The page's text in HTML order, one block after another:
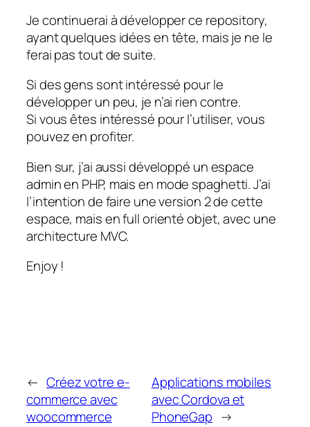
Je continuerai à développer ce repository,
ayant quelques idées en tête, mais je ne le
ferai pas tout de suite.
Si des gens sont intéressé pour le
développer un peu, je n’ai rien contre.
Si vous êtes intéressé pour l’utiliser, vous
pouvez en profiter.
Bien sur, j’ai aussi développé un espace
admin en PHP, mais en mode spaghetti. J’ai
l’intention de faire une version 2 de cette
espace, mais en full orienté objet, avec une
architecture MVC.
Enjoy !
← Créez votre e-
commerce avec
woocommerce
Applications mobiles
avec Cordova et
PhoneGap →